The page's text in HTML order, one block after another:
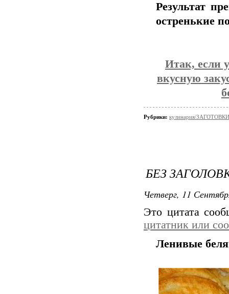
Результат
остренькие
Итак, если
вкусную
Рубрики: кулинария/
БЕЗ
Четверг, 11
Это цитата
цитатник или
Ленивые